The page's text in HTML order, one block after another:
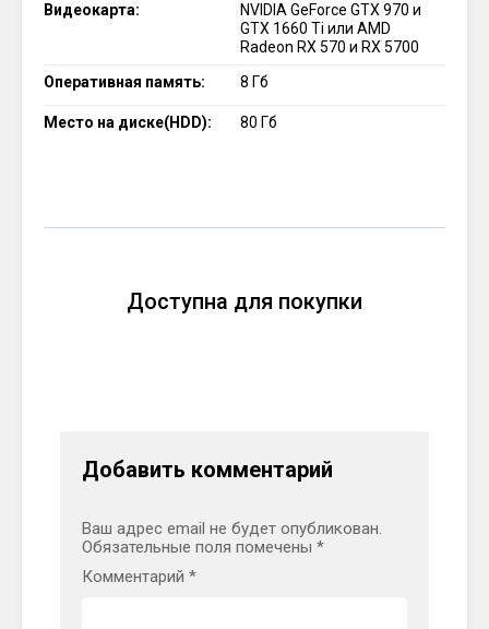
Видеокарта:
NVIDIA GeForce GTX 970 и
GTX 1660 Ti или AMD
Radeon RX 570 и RX 5700
Оперативная память:
8 Гб
Место на диске(HDD): 80 Гб
Доступна для покупки
Добавить комментарий
Ваш адрес email не будет опубликован.
Обязательные поля помечены *
Комментарий *